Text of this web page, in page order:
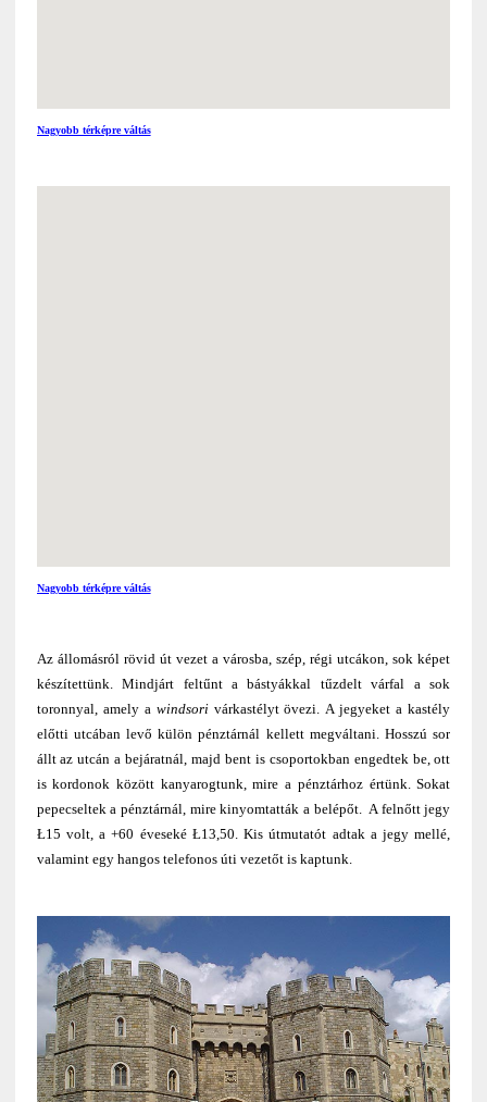
Nagyobb térképre váltás
Nagyobb térképre váltás
Az állomásról rövid út vezet a városba, szép, régi utcákon, sok képet
készítettünk. Mindjárt feltűnt a bástyákkal tűzdelt várfal a sok
toronnyal, amely a windsorivárkastélyt övezi.
A jegyeket a kastély
előtti utcában levő külön pénztárnál kellett megváltani. Hosszú sor
állt az utcán a bejáratnál, majd bent is csoportokban engedtek be, ott
is kordonok között kanyarogtunk, mire a pénztárhoz értünk. Sokat
pepecseltek a pénztárnál, mire kinyomtatták a belépőt. A felnőtt jegy
Ł15 volt, a +60 éveseké Ł13,50. Kis útmutatót adtak a jegy mellé,
valamint egy hangos telefonos úti vezetőt is kaptunk.